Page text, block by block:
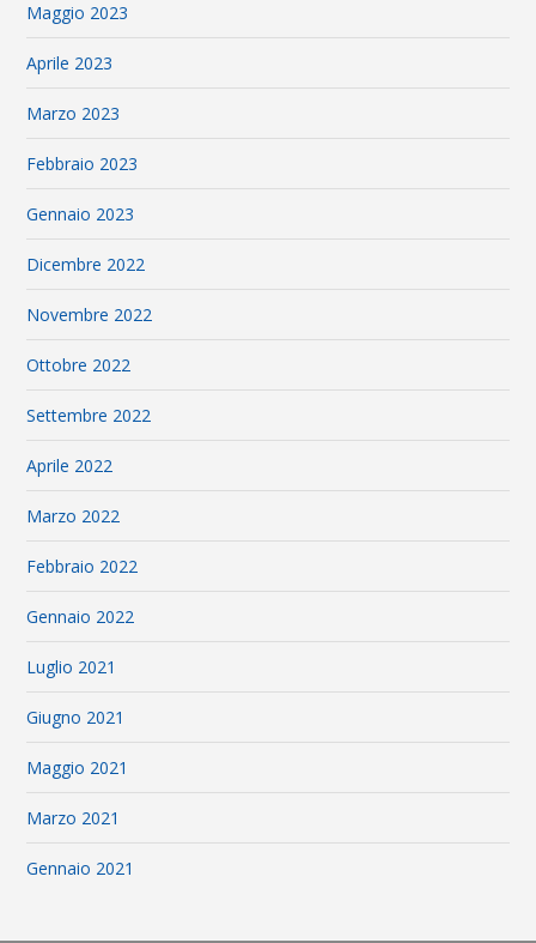
Maggio 2023
Aprile 2023
Marzo 2023
Febbraio 2023
Gennaio 2023
Dicembre 2022
Novembre 2022
Ottobre 2022
Settembre 2022
Aprile 2022
Marzo 2022
Febbraio 2022
Gennaio 2022
Luglio 2021
Giugno 2021
Maggio 2021
Marzo 2021
Gennaio 2021